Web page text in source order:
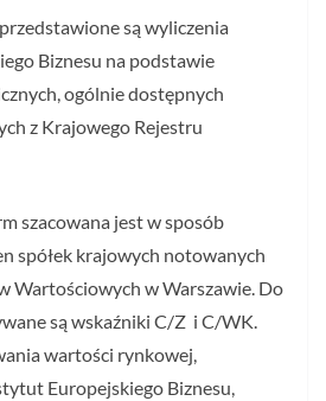
są wyliczenia
Biznesu na podstawie
ogólnie dostępnych
z Krajowego Rejestru
szacowana jest w sposób
spółek krajowych notowanych
Wartościowych w Warszawie. Do
są wskaźniki C/Z i C/WK.
wartości rynkowej,
Europejskiego Biznesu,